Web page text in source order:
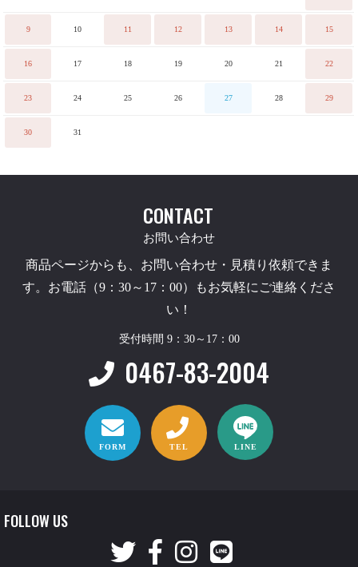
9 10 11 12 13 14 15
16 17 18 19 20 21 22
23 24 25 26 27 28 29
30 31
CONTACT
お問い合わせ
商品ページからも、お問い合わせ・見積り依頼できま
す。お電話（9：30～17：00）もお気軽にご連絡くださ
い！
受付時間 9：30～17：00
0467-83-2004
FORM TEL LINE
FOLLOW US